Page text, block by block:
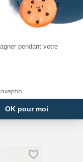
Mélangé